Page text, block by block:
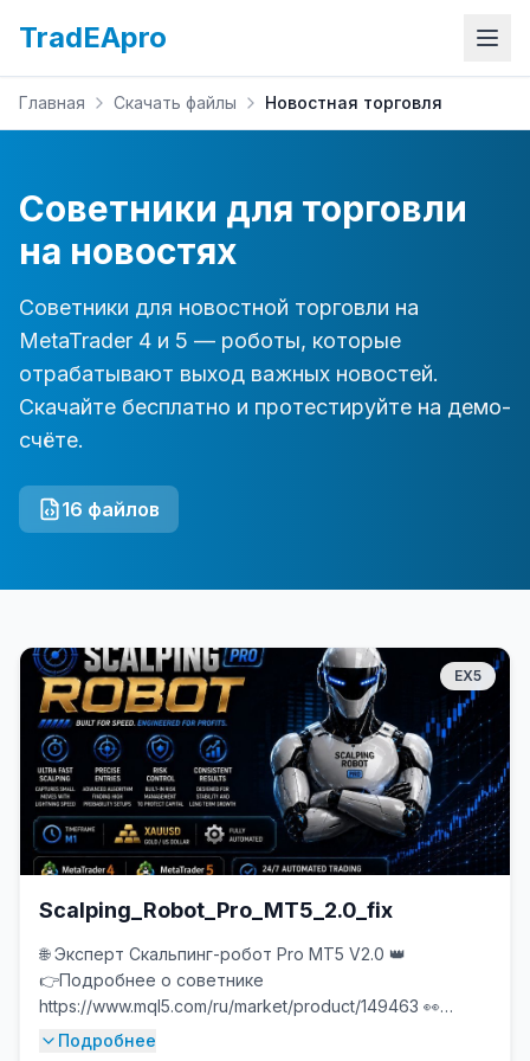
TradEApro
Главная Скачать файлы Новостная торговля
Советники для торговли
на новостях
Советники для новостной торговли на
MetaTrader 4 и 5 — роботы, которые
отрабатывают выход важных новостей.
Скачайте бесплатно и протестируйте на демо-
счёте.
16 файлов
EX5
Scalping_Robot_Pro_MT5_2.0_fix
🌐 Эксперт Скальпинг-робот Pro MT5 V2.0 👑
👉Подробнее о советнике
https://www.mql5.com/ru/market/product/149463 👀
📊 Живое выступление
Подробнее